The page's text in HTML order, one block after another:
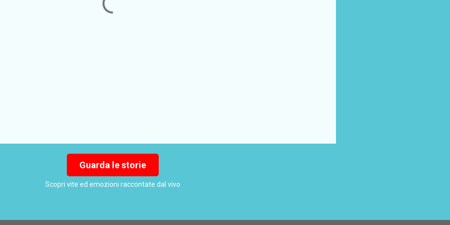
Guarda le storie
Scopri vite ed emozioni raccontate dal vivo